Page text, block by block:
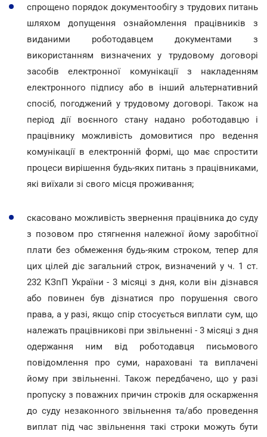
спрощено порядок документообігу з трудових питань
шляхом допущення ознайомлення працівників з
виданими роботодавцем документами з
використанням визначених у трудовому договорі
засобів електронної комунікації з накладенням
електронного підпису або в інший альтернативний
спосіб, погоджений у трудовому договорі. Також на
період дії воєнного стану надано роботодавцю і
працівнику можливість домовитися про ведення
комунікації в електронній формі, що має спростити
процеси вирішення будь-яких питань з працівниками,
які виїхали зі свого місця проживання;
скасовано можливість звернення працівника до суду
з позовом про стягнення належної йому заробітної
плати без обмеження будь-яким строком, тепер для
цих цілей діє загальний строк, визначений у ч. 1 ст.
232 КЗпП України - 3 місяці з дня, коли він дізнався
або повинен був дізнатися про порушення свого
права, а у разі, якщо спір стосується виплати сум, що
належать працівникові при звільненні - 3 місяці з дня
одержання ним від роботодавця письмового
повідомлення про суми, нараховані та виплачені
йому при звільненні. Також передбачено, що у разі
пропуску з поважних причин строків для оскарження
до суду незаконного звільнення та/або проведення
виплат під час звільнення такі строки можуть бути